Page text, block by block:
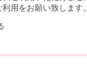
用をお願い致します